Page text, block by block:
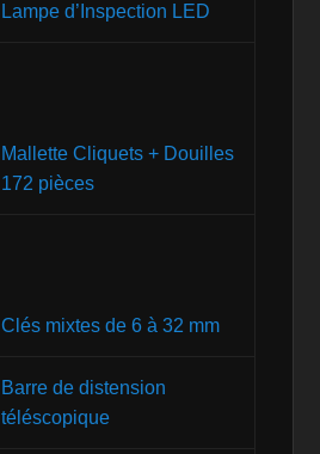
Lampe d’Inspection LED
Mallette Cliquets + Douilles
172 pièces
Clés mixtes de 6 à 32 mm
Barre de distension
téléscopique